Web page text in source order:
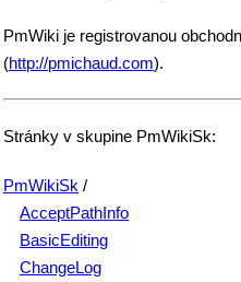
PmWiki je registrovanou
(http://pmichaud.com).
Stránky v skupine PmWikiSk:
PmWikiSk /
AcceptPathInfo
BasicEditing
ChangeLog